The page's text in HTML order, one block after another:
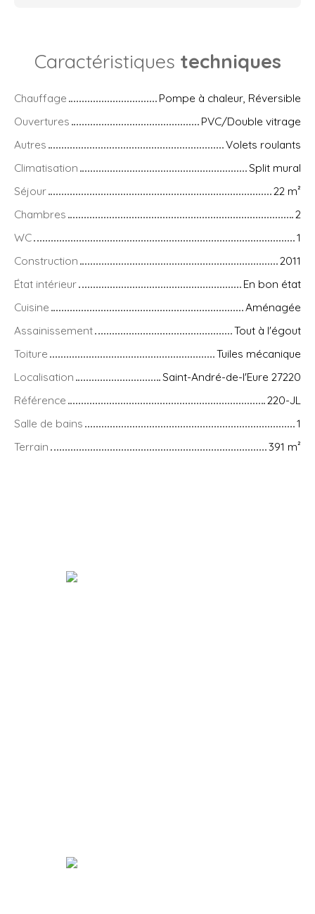
Caractéristiques techniques
Chauffage
Pompe à chaleur, Réversible
Ouvertures
PVC/Double vitrage
Autres
Volets roulants
Climatisation
Split mural
Séjour
22 m²
Chambres
2
WC
1
Construction
2011
État intérieur
En bon état
Cuisine
Aménagée
Assainissement
Tout à l'égout
Toiture
Tuiles mécanique
Localisation
Saint-André-de-l'Eure 27220
Référence
220-JL
Salle de bains
1
Terrain
391 m²